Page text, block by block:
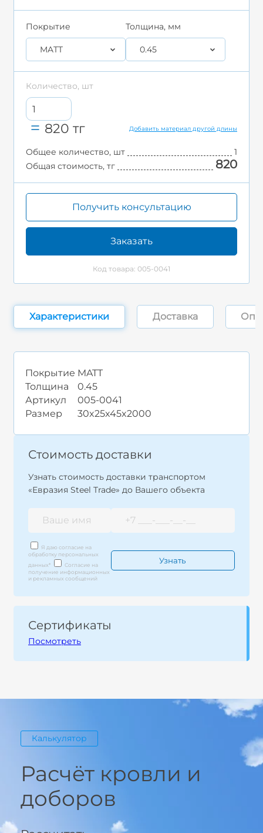
Покрытие
MATT
Толщина, мм
0.45
Количество, шт
820 тг Добавить материал другой длины
Общее количество, шт
1
Общая стоимость, тг
820
Получить консультацию
Заказать
Код товара: 005-0041
Характеристики Доставка
Покрытие MATT
Толщина
0.45
Артикул
005-0041
Размер
30x25x45x2000
Стоимость доставки
Узнать стоимость доставки транспортом
«Евразия Steel Trade» до Вашего объекта
Я даю согласие на
обработку персональных
данных*
Согласие на
получение информационных
и рекламных сообщений
Сертификаты
Посмотреть
Калькулятор
Расчёт кровли и
доборов